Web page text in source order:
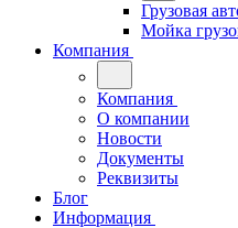
Грузовая
Мойка
Компания
Компания
О компании
Новости
Документы
Реквизиты
Блог
Информация